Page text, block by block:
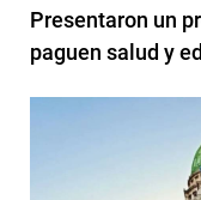
Presentaron un
paguen salud y